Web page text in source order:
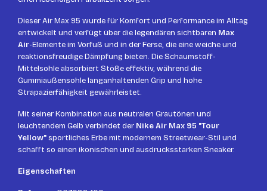
Dieser Air Max 95 wurde für Komfort und Performance im Alltag
entwickelt und verfügt über die legendären sichtbaren Max
Air-Elemente im Vorfuß und in der Ferse, die eine weiche und
reaktionsfreudige Dämpfung bieten. Die Schaumstoff-
Mittelsohle absorbiert Stöße effektiv, während die
Gummiaußensohle langanhaltenden Grip und hohe
Strapazierfähigkeit gewährleistet.
Mit seiner Kombination aus neutralen Grautönen und
leuchtendem Gelb verbindet der Nike Air Max 95 "Tour
Yellow"sportliches Erbe mit modernem Streetwear-Stil und
schafft so einen ikonischen und ausdrucksstarken Sneaker.
Eigenschaften